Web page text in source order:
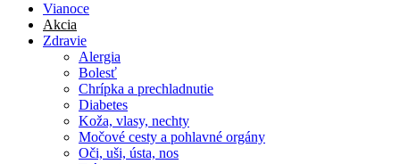
Vianoce
Akcia
Zdravie
Alergia
Bolesť
Chrípka a prechladnutie
Diabetes
Koža, vlasy, nechty
Močové cesty a pohlavné orgány
Oči, uši, ústa, nos